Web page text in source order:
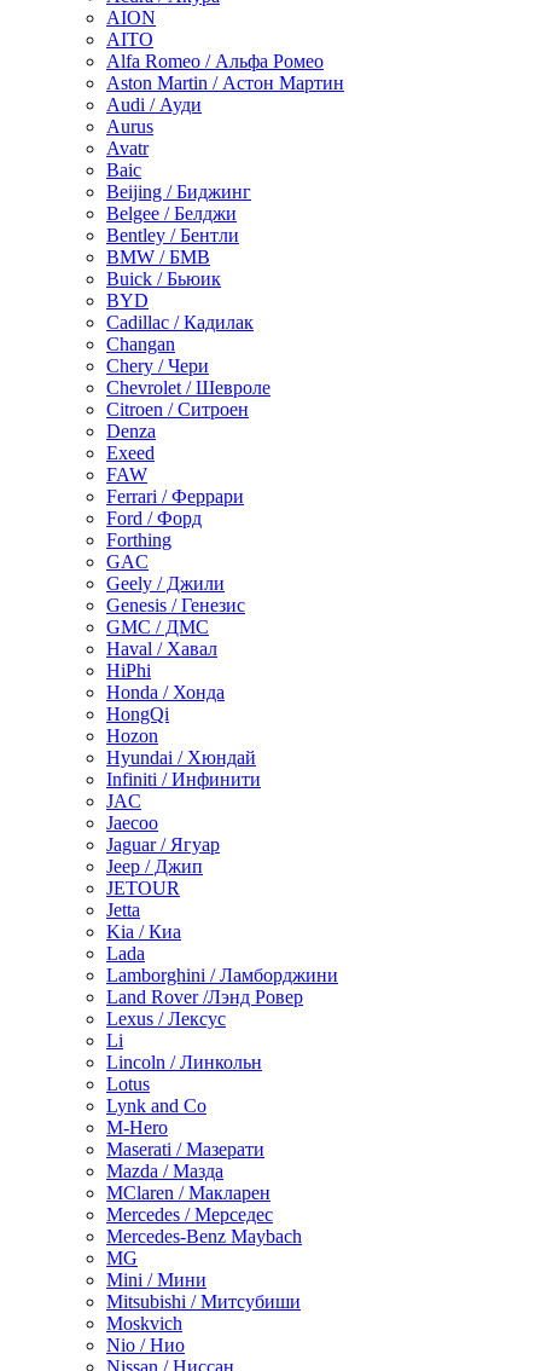
AION
AITO
Alfa Romeo / Альфа Ромео
Aston Martin / Астон Мартин
Audi / Ауди
Aurus
Avatr
Baic
Beijing / Биджинг
Belgee / Белджи
Bentley / Бентли
BMW / БМВ
Buick / Бьюик
BYD
Cadillac / Кадилак
Changan
Chery / Чери
Chevrolet / Шевроле
Citroen / Ситроен
Denza
Exeed
FAW
Ferrari / Феррари
Ford / Форд
Forthing
GAC
Geely / Джили
Genesis / Генезис
GMC / ДМС
Haval / Хавал
HiPhi
Honda / Хонда
HongQi
Hozon
Hyundai / Хюндай
Infiniti / Инфинити
JAC
Jaecoo
Jaguar / Ягуар
Jeep / Джип
JETOUR
Jetta
Kia / Киа
Lada
Lamborghini / Ламборджини
Land Rover /Лэнд Ровер
Lexus / Лексус
Li
Lincoln / Линкольн
Lotus
Lynk and Co
M-Hero
Maserati / Мазерати
Mazda / Мазда
MClaren / Макларен
Mercedes / Мерседес
Mercedes-Benz Maybach
MG
Mini / Мини
Mitsubishi / Митсубиши
Moskvich
Nio / Нио
Nissan / Ниссан